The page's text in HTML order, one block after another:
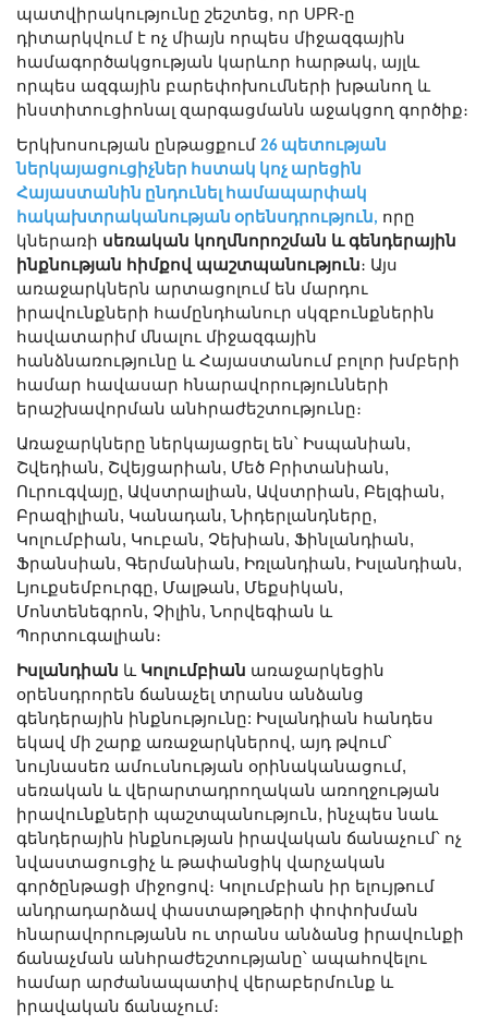
պատվիրակությունը շեշտեց, որ UPR-ը
դիտարկվում է ոչ միայն որպես միջազգային
համագործակցության կարևոր հարթակ, այլև
որպես ազգային բարեփոխումների խթանող և
ինստիտուցիոնալ զարգացմանն աջակցող գործիք։
Երկխոսության ընթացքում 26 պետության
ներկայացուցիչներ հստակ կոչ արեցին
Հայաստանին ընդունել համապարփակ
հակախտրականության օրենսդրություն, որը
կներառի սեռական կողմնորոշման և գենդերային
ինքնության հիմքով պաշտպանություն։ Այս
առաջարկներն արտացոլում են մարդու
իրավունքների համընդհանուր սկզբունքներին
հավատարիմ մնալու միջազգային
հանձնառությունը և Հայաստանում բոլոր խմբերի
համար հավասար հնարավորությունների
երաշխավորման անհրաժեշտությունը։
Առաջարկները ներկայացրել են՝ Իսպանիան,
Շվեդիան, Շվեյցարիան, Մեծ Բրիտանիան,
Ուրուգվայը, Ավստրալիան, Ավստրիան, Բելգիան,
Բրազիլիան, Կանադան, Նիդերլանդները,
Կոլումբիան, Կուբան, Չեխիան, Ֆինլանդիան,
Ֆրանսիան, Գերմանիան, Իռլանդիան, Իսլանդիան,
Լյուքսեմբուրգը, Մալթան, Մեքսիկան,
Մոնտենեգրոն, Չիլին, Նորվեգիան և
Պորտուգալիան։
Իսլանդիան և Կոլումբիան առաջարկեցին
օրենսդրորեն ճանաչել տրանս անձանց
գենդերային ինքնությունը: Իսլանդիան հանդես
եկավ մի շարք առաջարկներով, այդ թվում՝
նույնասեռ ամուսնության օրինականացում,
սեռական և վերարտադրողական առողջության
իրավունքների պաշտպանություն, ինչպես նաև
գենդերային ինքնության իրավական ճանաչում՝ ոչ
նվաստացուցիչ և թափանցիկ վարչական
գործընթացի միջոցով։ Կոլումբիան իր ելույթում
անդրադարձավ փաստաթղթերի փոփոխման
հնարավորությանն ու տրանս անձանց իրավունքի
ճանաչման անհրաժեշտությանը՝ ապահովելու
համար արժանապատիվ վերաբերմունք և
իրավական ճանաչում։